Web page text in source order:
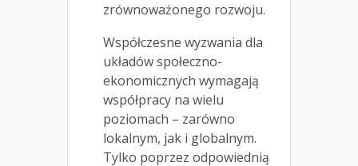
zrównoważonego rozwoju.
Współczesne wyzwania dla
układów społeczno-
ekonomicznych wymagają
współpracy na wielu
poziomach – zarówno
lokalnym, jak i globalnym.
Tylko poprzez odpowiednią